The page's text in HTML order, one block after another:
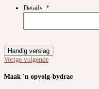
Details: *
Handig verslag
Vorige volgende
Maak 'n opvolg-bydrae